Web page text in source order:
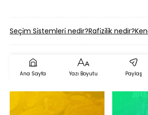
Seçi̇m Si̇stemleri̇ nedir?Rafi̇zi̇li̇k nedir?
Ana Sayfa Yazı Boyutu Paylaş